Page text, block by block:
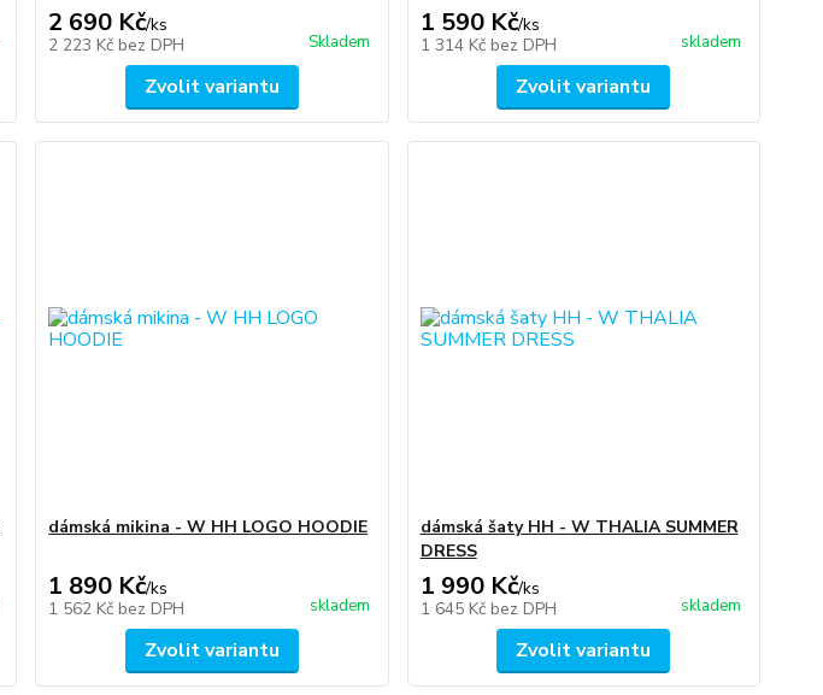
2 690 Kč/ks
2 223 Kč bez DPH Skladem
Zvolit variantu
1 590 Kč/ks
1 314 Kč bez DPH skladem
Zvolit variantu
dámská mikina - W HH LOGO HOODIE
1 890 Kč/ks
1 562 Kč bez DPH skladem
Zvolit variantu
dámská šaty HH - W THALIA SUMMER
DRESS
1 990 Kč/ks
1 645 Kč bez DPH skladem
Zvolit variantu